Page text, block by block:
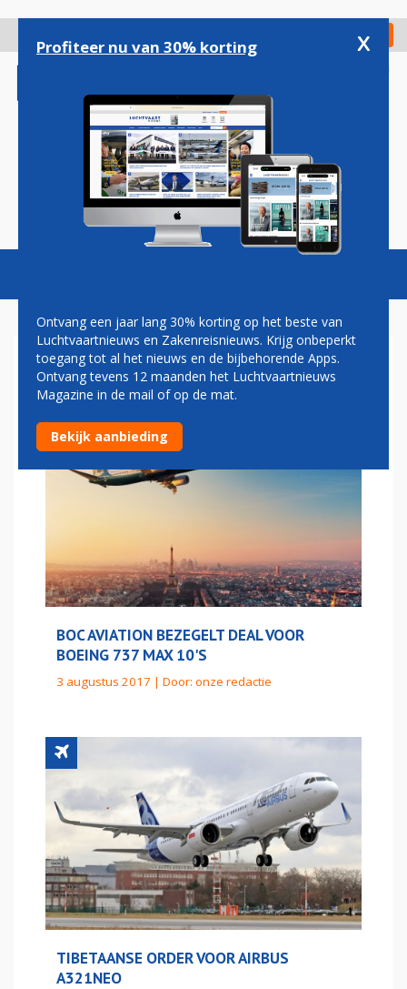
gaan
Check in
Magazine Podcasts Vacatures
PARIS AIR SHOW 2017
BOC AVIATION BEZEGELT DEAL VOOR
BOEING 737 MAX 10'S
3 augustus 2017 | Door: onze redactie
TIBETAANSE ORDER VOOR AIRBUS
A321NEO
Profiteer nu van 30% korting x
Ontvang een jaar lang 30% korting op het beste van
Luchtvaartnieuws en Zakenreisnieuws. Krijg onbeperkt
toegang tot al het nieuws en de bijbehorende Apps.
Ontvang tevens 12 maanden het Luchtvaartnieuws
Magazine in de mail of op de mat.
Bekijk aanbieding